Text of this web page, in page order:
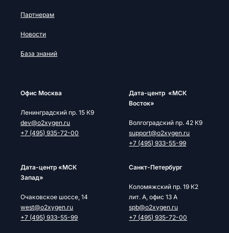
Партнерам
Новости
База знаний
Офис Москва
Ленинградский пр. 15 К9
dev@o2xygen.ru
+7 (495) 935-72-00
Дата-центр «МСК
Восток»
Волгоградский пр. 42 К9
support@o2xygen.ru
+7 (495) 933-55-99
Дата-центр «МСК
Запад»
Очаковское шоссе, 14
west@o2xygen.ru
+7 (495) 933-55-99
Cанкт-Петербург
Коломяжский пр. 19 К2
лит. А, офис 13 А
spb@o2xygen.ru
+7 (495) 935-72-00